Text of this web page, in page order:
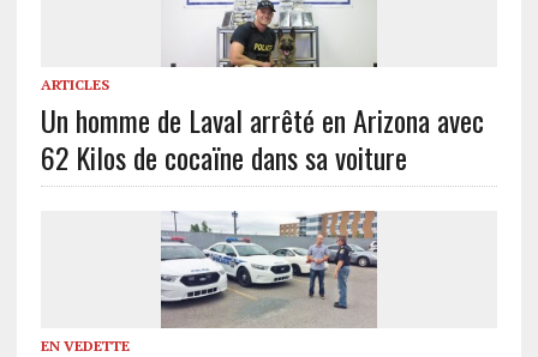
ARTICLES
Un homme de Laval arrêté en Arizona avec
62 Kilos de cocaïne dans sa voiture
EN VEDETTE